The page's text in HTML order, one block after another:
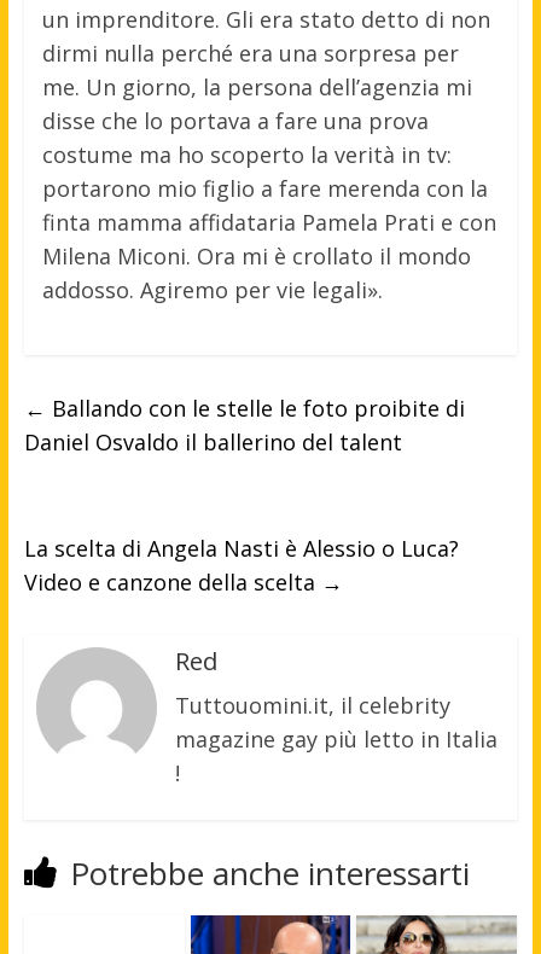
un imprenditore. Gli era stato detto di non
dirmi nulla perché era una sorpresa per
me. Un giorno, la persona dell’agenzia mi
disse che lo portava a fare una prova
costume ma ho scoperto la verità in tv:
portarono mio figlio a fare merenda con la
finta mamma affidataria Pamela Prati e con
Milena Miconi. Ora mi è crollato il mondo
addosso. Agiremo per vie legali».
← Ballando con le stelle le foto proibite di
Daniel Osvaldo il ballerino del talent
La scelta di Angela Nasti è Alessio o Luca?
Video e canzone della scelta →
Red
Tuttouomini.it, il celebrity
magazine gay più letto in Italia
!
Potrebbe anche interessarti